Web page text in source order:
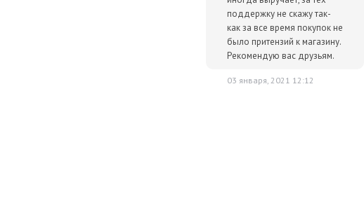
поддержку не скажу так-
как за все время покупок не
было притензий к магазину.
Рекомендую вас друзьям.
03 января, 2021 12:12